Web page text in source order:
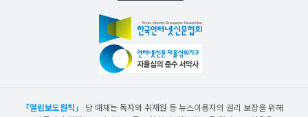
「열린보도원칙」
당 매체는 독자와 취재원 등 뉴스이용자의 권리 보장을 위해